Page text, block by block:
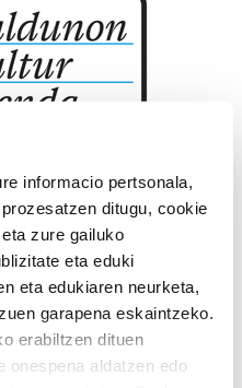
informacio pertsonala,
ditugu, cookie
zure gailuko
eta eduki
eta edukiaren neurketa,
garapena eskaintzeko.
erabiltzen dituen
onespena aldatzen edo